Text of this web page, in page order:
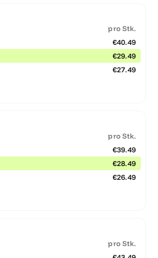
pro Stk.
€40.49
€29.49
€27.49
pro Stk.
€39.49
€28.49
€26.49
pro Stk.